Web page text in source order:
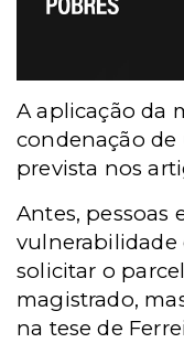
A aplicação da
condenação
prevista nos
Antes, pessoas
vulnerabilidade
solicitar o
magistrado,
na tese de